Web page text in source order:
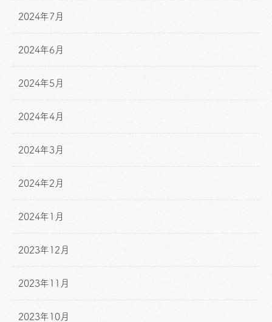
2024年7月
2024年6月
2024年5月
2024年4月
2024年3月
2024年2月
2024年1月
2023年12月
2023年11月
2023年10月